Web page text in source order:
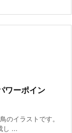
ワーポイン
のイラストです。
し ...